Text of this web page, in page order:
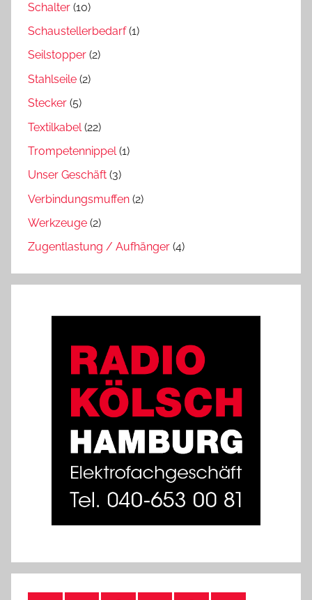
Schalter (10)
Schaustellerbedarf(1)
Seilstopper (2)
Stahlseile (2)
Stecker (5)
Textilkabel (22)
Trompetennippel(1)
Unser Geschäft (3)
Verbindungsmuffen (2)
Werkzeuge (2)
Zugentlastung / Aufhänger (4)